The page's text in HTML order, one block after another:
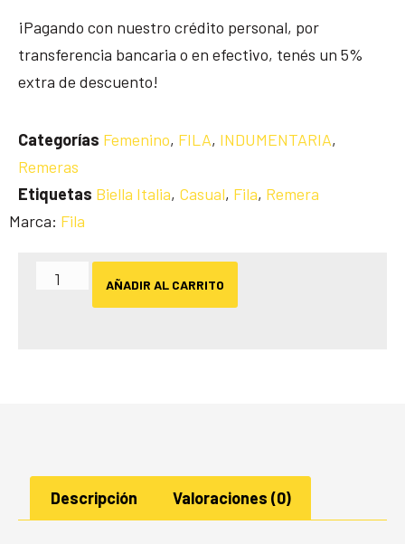
¡Pagando con nuestro crédito personal, por
transferencia bancaria o en efectivo, tenés un 5%
extra de descuento!
Categorías Femenino, FILA, INDUMENTARIA,
Remeras
Etiquetas Biella Italia, Casual, Fila, Remera
Marca: Fila
AÑADIR AL CARRITO
Descripción Valoraciones (0)